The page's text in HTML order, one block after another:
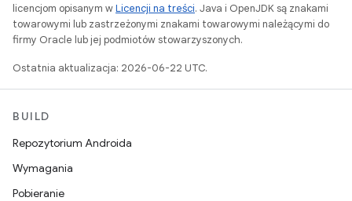
licencjom opisanym wLicencji na treści. Java i OpenJDK są znakami
towarowymi lub zastrzeżonymi znakami towarowymi należącymi do
firmy Oracle lub jej podmiotów stowarzyszonych.
Ostatnia aktualizacja: 2026-06-22 UTC.
BUILD
Repozytorium Androida
Wymagania
Pobieranie